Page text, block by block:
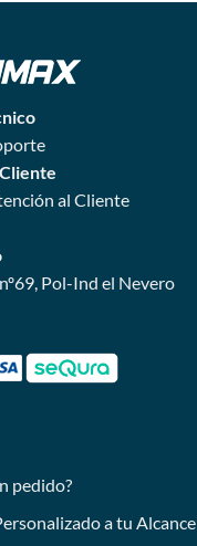
al Cliente
Pol-Ind el Nevero
pedido?
a tu Alcance